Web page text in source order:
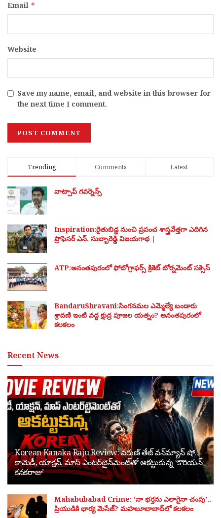
Email *
Website
Save my name, email, and website in this browser for
the next time I comment.
Trending Comments Latest
వాట్సాప్ గవర్నెన్స్
Inspiration:రైతుబిడ్డ నుంచి ప్రపంచ శాస్త్రవేత్తగా ఎదిగిన
ప్రొఫెసర్ ఎన్. సుబ్బారెడ్డి విజయగాథ |
ATP:అనంతపురంలో ఫోటోగ్రాఫర్స్ క్రికెట్ టోర్నమెంట్ సక్సెస్
BandaruShravani:సింగనమల ఎమ్మెల్యే బండారు
శ్రావణి ఇంటి వద్ద క్షుద్ర పూజల యత్నం? అనంతపురంలో
కలకలం
Recent News
Korean Kanaka Raju Review: వరుణ్ తేజ్ వన్‌మ్యాన్ షో..
కామెడీ, యాక్షన్, మాస్ ఎంటర్‌టైన్‌మెంట్‌తో ఆకట్టుకున్న ‘కొరియన్
కనకరాజు’
Mahabubabad Crime: ‘నా భర్తను ఎలాగైనా చంపు’..
ప్రియుడికి భార్య మెసేజ్? మహబూబాబాద్‌లో కలకలం